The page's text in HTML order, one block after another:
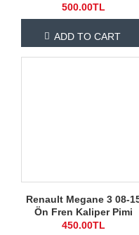
500.00TL
ADD TO CART
Renault Megane 3 08-
Ön Fren Kaliper Pimi
450.00TL